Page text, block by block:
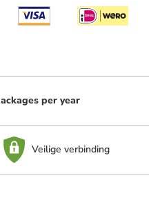
per year
Veilige verbinding